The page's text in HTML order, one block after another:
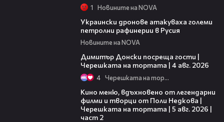
1 Новините на NOVA
Украински дронове атакуваха големи
петролни рафинерии в Русия
Новините на NOVA
Димитър Донски посреща гости |
Черешката на тортата | 4 авг. 2026
4 Черешката на тортата
Кино меню, вдъхновено от легендарни
филми и творци от Поли Недкова |
Черешката на тортата | 5 авг. 2026 |
част 2